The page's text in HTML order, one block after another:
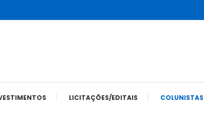
LICITAÇÕES/EDITAIS COLUNISTAS